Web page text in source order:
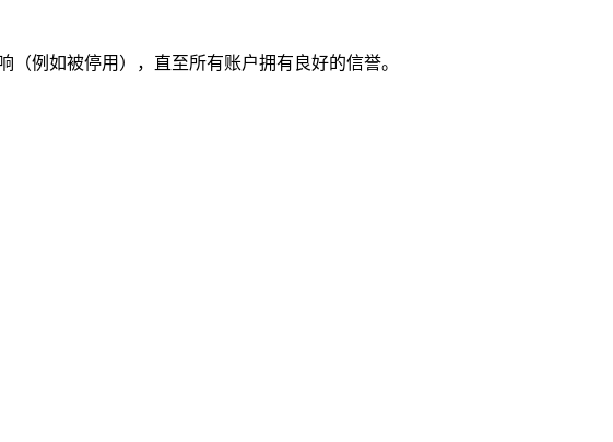
例如被停用），直至所有账户拥有良好的信誉。